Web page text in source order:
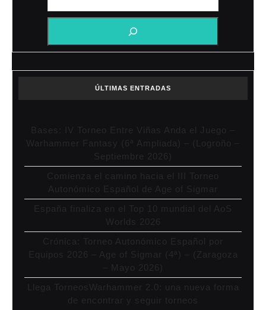
ÚLTIMAS ENTRADAS
Bases: IV Torneo Entre Viñas Anda el Juego –
Warhammer Fantasy (6ª Ampliada) – (Logroño –
Septiembre 2026)
Comienza el camino hacia el III Torneo
Autonómico Español de Age of Sigmar
España finaliza en el Top 10 mundial del AoS
Worlds 2026
Crónica: Torneo Autonómico Español por
Equipos 2026 – Age of Sigmar (4ª) – (Zaragoza
– Mayo 2026)
Llega TorneosWarhammer 2.0: una nueva forma
de encontrar y seguir torneos